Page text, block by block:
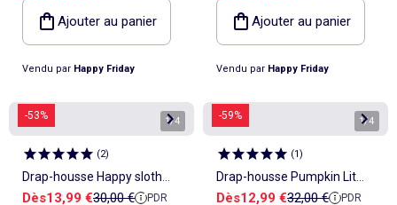
"Happyfriday"
Ajouter au panier
Vendu par Happy Friday
"Happyfriday"
Ajouter au panier
Vendu par Happy Friday
-53% 1/4
(2)
Drap-housse Happy sloth
Berceau "Happyfriday"
DèsPrix de vente
13,99 €Prix de référence
30,00 € PDR
-59% 1/4
(1)
Drap-housse Pumpkin Lit
Bébé "Happyfriday"
DèsPrix de vente
12,99 €Prix de référence
32,00 € PDR